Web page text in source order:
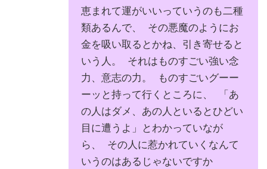
恵まれて運がいいっていうのも二種
類あるんで、 その悪魔のようにお
金を吸い取るとかね、引き寄せると
いう人。 それはものすごい強い念
力、意志の力。 ものすごいグーー
ーッと持って行くところに、 「あ
の人はダメ、あの人といるとひどい
目に遭うよ」とわかっていなが
ら、 その人に惹かれていくなんて
いうのはあるじゃないですか